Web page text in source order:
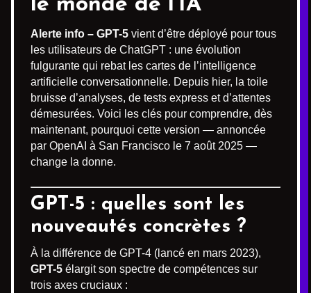
le monde de l’IA
Alerte info – GPT-5 vient d’être déployé pour tous
les utilisateurs de ChatGPT : une évolution
fulgurante qui rebat les cartes de l’intelligence
artificielle conversationnelle. Depuis hier, la toile
bruisse d’analyses, de tests express et d’attentes
démesurées. Voici les clés pour comprendre, dès
maintenant, pourquoi cette version — annoncée
par OpenAI à San Francisco le 7 août 2025 —
change la donne.
GPT-5 : quelles sont les
nouveautés concrètes ?
À la différence de GPT-4 (lancé en mars 2023),
GPT-5 élargit son spectre de compétences sur
trois axes cruciaux :